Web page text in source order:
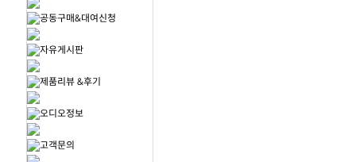
공동구매&대여신청
자유게시판
제품리뷰 &후기
오디오정보
고객문의